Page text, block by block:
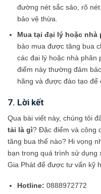
đường nét sắc sảo, rõ
bảo vệ thừa.
Mua tại đại lý hoặc
bảo mua được tăng bua
các đại lý hoặc nhà phân
điểm này thường đảm
hãng và được đào tạo để
7. Lời kết
Qua bài viết này, chúng tôi
tải là gì? Đặc điểm và công
tăng bua thế nào? Hi vọng
bạn trong quá trình sử dụng
Gia Phát để được tư vấn kỹ
Hotline: 0888972772